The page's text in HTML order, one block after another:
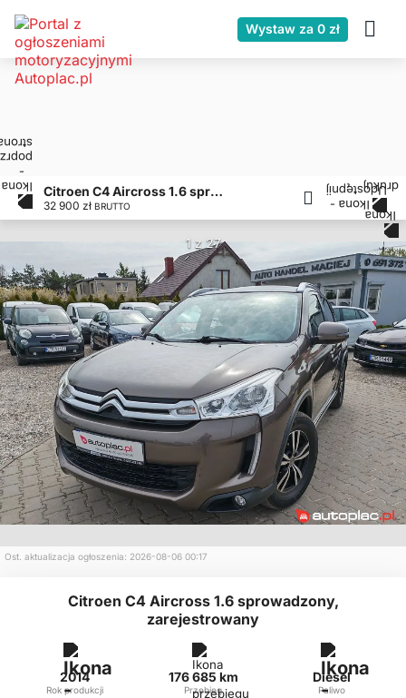
Wystaw za 0 zł
Citroen C4 Aircross 1.6 sprowadzony, zarejestrowany
32 900 zł BRUTTO
1 z 27
Ost. aktualizacja ogłoszenia: 2026-08-06 00:17
Citroen C4 Aircross 1.6 sprowadzony,
zarejestrowany
2014
Rok produkcji
176 685 km
Przebieg
Diesel
Paliwo